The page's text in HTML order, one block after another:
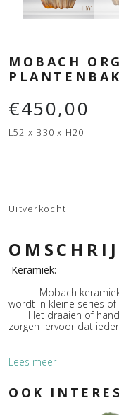
MOBACH
€450,00
L52 x B30 x H20
Uitverkocht
Mobach
wordt in kleine
Het draaien of
zorgen ervoor dat
De glazuren,
Lees meer
OOK